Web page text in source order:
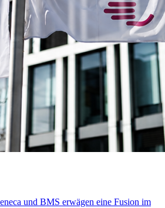
und BMS erwägen eine Fusion im